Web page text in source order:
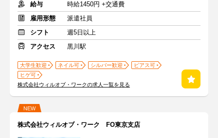
給与
時給1450円 +交通費
雇用形態
派遣社員
シフト
週5日以上
アクセス
黒川駅
大学生歓迎 ネイル可 シルバー歓迎
ピアス可
ヒゲ可
株式会社ウィルオブ・ワークの求人一覧を見る
NEW
株式会社ウィルオブ・ワーク FO東京支店